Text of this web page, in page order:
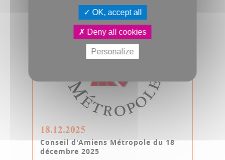
18.12.2025
Conseil d'Amiens Métropole du 18
décembre 2025
OK, accept all
Deny all cookies
Personalize